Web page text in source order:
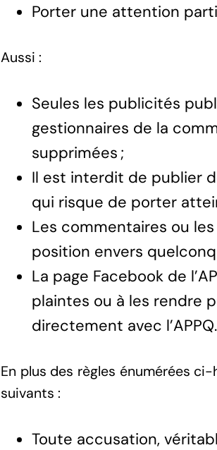
Porter une attention
Aussi :
Seules les publicités
gestionnaires de la
supprimées ;
Il est interdit de publier
qui risque de porter
Les commentaires ou
position envers
La page Facebook de
plaintes ou à les rendre
directement avec l’APPQ.
En plus des règles énumérées
suivants :
Toute accusation,